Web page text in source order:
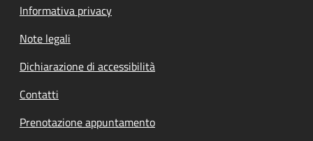
Informativa privacy
Note legali
Dichiarazione di accessibilità
Contatti
Prenotazione appuntamento